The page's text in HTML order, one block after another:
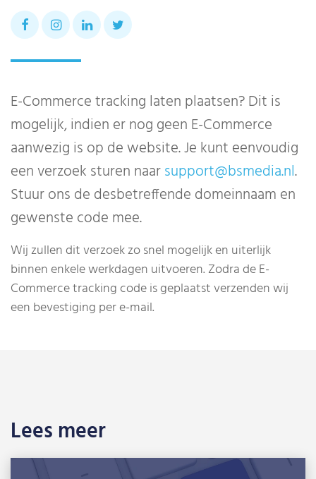
E-Commerce tracking laten plaatsen? Dit is
mogelijk, indien er nog geen E-Commerce
aanwezig is op de website. Je kunt eenvoudig
een verzoek sturen naarsupport@bsmedia.nl.
Stuur ons de desbetreffende domeinnaam en
gewenste code mee.
Wij zullen dit verzoek zo snel mogelijk en uiterlijk
binnen enkele werkdagen uitvoeren. Zodra de E-
Commerce tracking code is geplaatst verzenden wij
een bevestiging per e-mail.
Lees meer